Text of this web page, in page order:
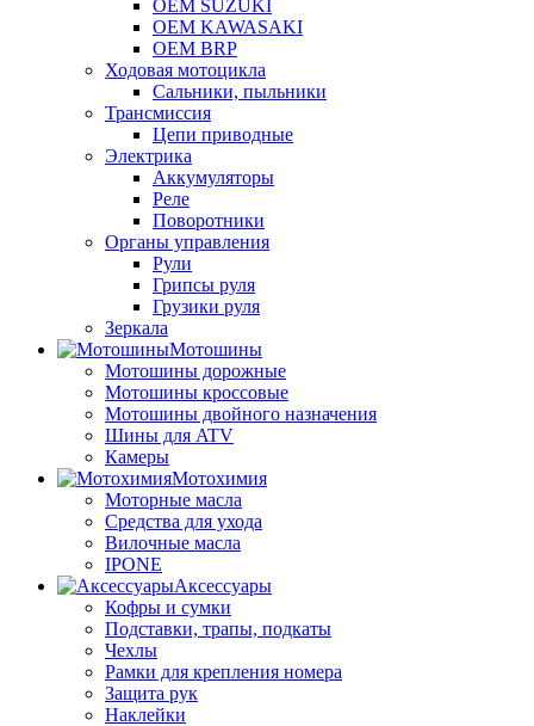
OEM SUZUKI
OEM KAWASAKI
OEM BRP
Ходовая мотоцикла
Сальники, пыльники
Трансмиссия
Цепи приводные
Электрика
Аккумуляторы
Реле
Поворотники
Органы управления
Рули
Грипсы руля
Грузики руля
Зеркала
Мотошины
Мотошины дорожные
Мотошины кроссовые
Мотошины двойного назначения
Шины для ATV
Камеры
Мотохимия
Моторные масла
Средства для ухода
Вилочные масла
IPONE
Аксессуары
Кофры и сумки
Подставки, трапы, подкаты
Чехлы
Рамки для крепления номера
Защита рук
Наклейки